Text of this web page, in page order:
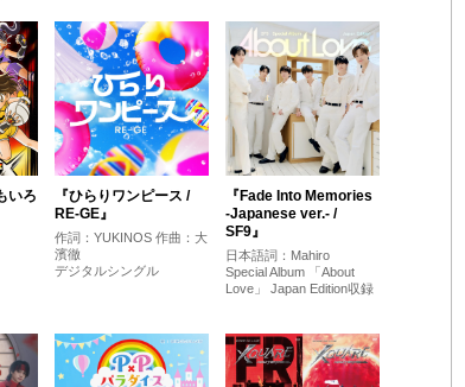
いろ
『ひらりワンピース /
RE-GE』
作詞：YUKINOS 作曲：大
濱徹
デジタルシングル
『Fade Into Memories
-Japanese ver.- /
SF9』
日本語詞：Mahiro
Special Album 「About
Love」 Japan Edition収録